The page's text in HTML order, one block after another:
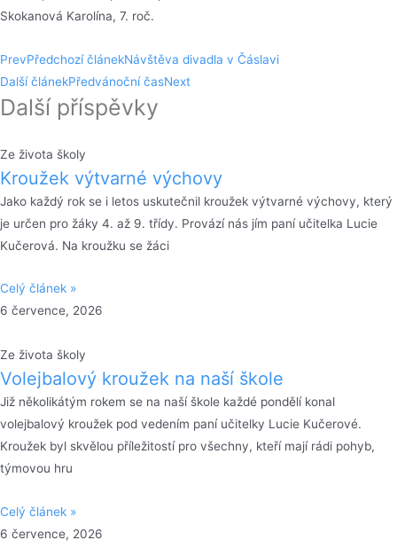
Skokanová Karolína, 7. roč.
PrevPředchozí článekNávštěva divadla v Čáslavi
Další článekPředvánoční časNext
Další příspěvky
Ze života školy
Kroužek výtvarné výchovy
Jako každý rok se i letos uskutečnil kroužek výtvarné výchovy, který
je určen pro žáky 4. až 9. třídy. Provází nás jím paní učitelka Lucie
Kučerová. Na kroužku se žáci
Celý článek »
6 července, 2026
Ze života školy
Volejbalový kroužek na naší škole
Již několikátým rokem se na naší škole každé pondělí konal
volejbalový kroužek pod vedením paní učitelky Lucie Kučerové.
Kroužek byl skvělou příležitostí pro všechny, kteří mají rádi pohyb,
týmovou hru
Celý článek »
6 července, 2026